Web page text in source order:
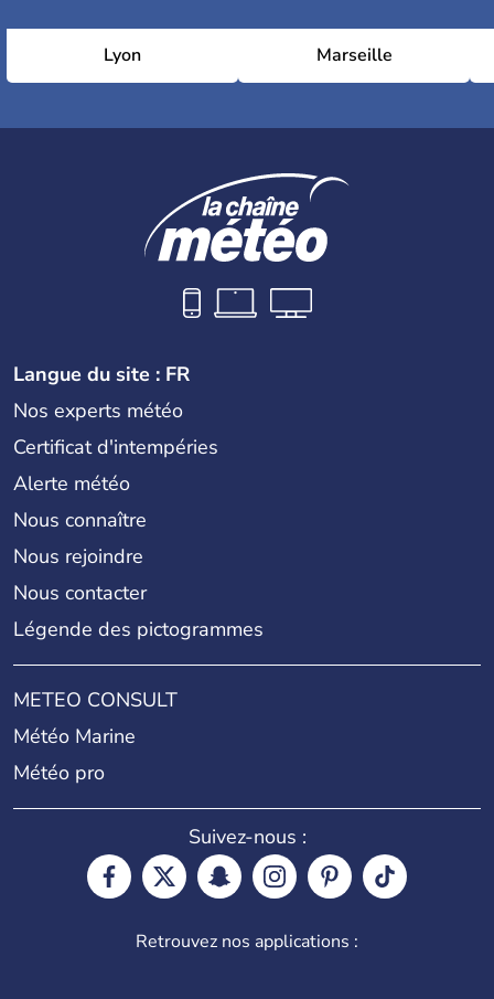
Lyon Marseille
Langue du site : FR
Nos experts météo
Certificat d'intempéries
Alerte météo
Nous connaître
Nous rejoindre
Nous contacter
Légende des pictogrammes
METEO CONSULT
Météo Marine
Météo pro
Suivez-nous :
Retrouvez nos applications :